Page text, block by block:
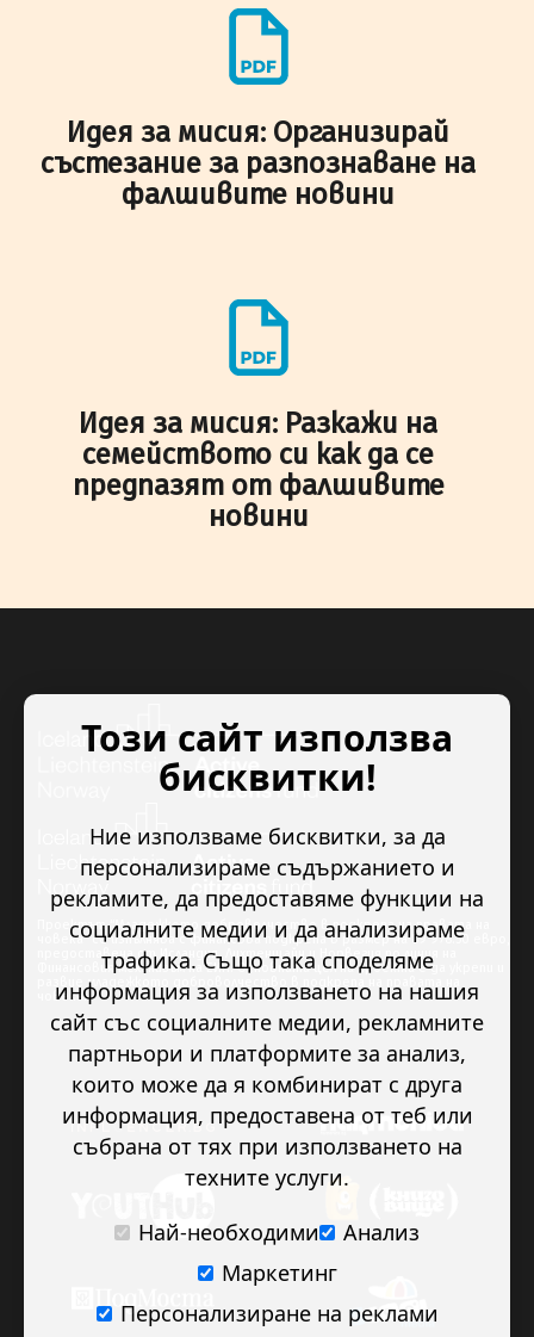
Идея за мисия: Организирай
състезание за разпознаване на
фалшивите новини
Идея за мисия: Разкажи на
семейството си как да се
предпазят от фалшивите
новини
Проектът “Младежкото доброволчество в подкрепа на правата на
човека” се изпълнява с финансова подкрепа в размер на 89 978.50 евро,
предоставена от Исландия, Лихтенщайн и Норвегия по линия на
Финансовия механизъм на ЕИП. Основната цел на проекта е да укрепи и
развие младежкото доброволчество в подкрепа на правата на
човека.
Този сайт използва
бисквитки!
Ние използваме бисквитки, за да
персонализираме съдържанието и
рекламите, да предоставяме функции на
социалните медии и да анализираме
трафика. Също така споделяме
информация за използването на нашия
сайт със социалните медии, рекламните
партньори и платформите за анализ,
които може да я комбинират с друга
информация, предоставена от теб или
събрана от тях при използването на
техните услуги.
Най-необходими
Анализ
Маркетинг
Персонализиране на реклами